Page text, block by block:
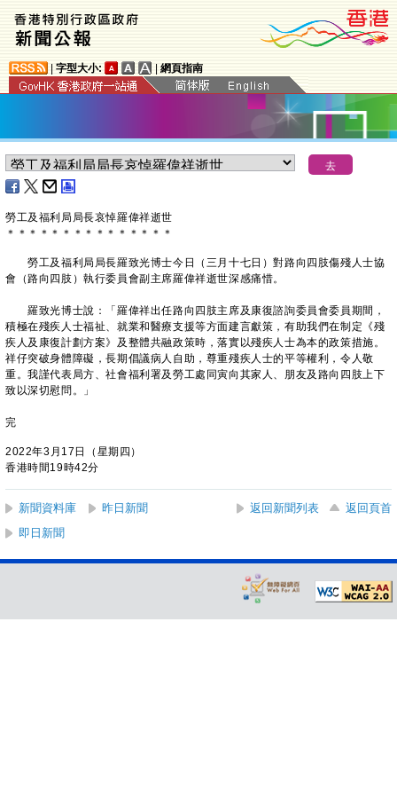
字型大小: 網頁指南
勞工及福利局局長哀悼羅偉祥逝世
＊ ＊ ＊ ＊ ＊ ＊ ＊ ＊ ＊ ＊ ＊ ＊ ＊ ＊ ＊
勞工及福利局局長羅致光博士今日（三月十七日）對路向四肢傷殘人士協
會（路向四肢）執行委員會副主席羅偉祥逝世深感痛惜。
羅致光博士說：「羅偉祥出任路向四肢主席及康復諮詢委員會委員期間，
積極在殘疾人士福祉、就業和醫療支援等方面建言獻策，有助我們在制定《殘
疾人及康復計劃方案》及整體共融政策時，落實以殘疾人士為本的政策措施。
祥仔突破身體障礙，長期倡議病人自助，尊重殘疾人士的平等權利，令人敬
重。我謹代表局方、社會福利署及勞工處同寅向其家人、朋友及路向四肢上下
致以深切慰問。」
完
2022年3月17日（星期四）
香港時間19時42分
新聞資料庫 昨日新聞 返回新聞列表
返回頁首
即日新聞